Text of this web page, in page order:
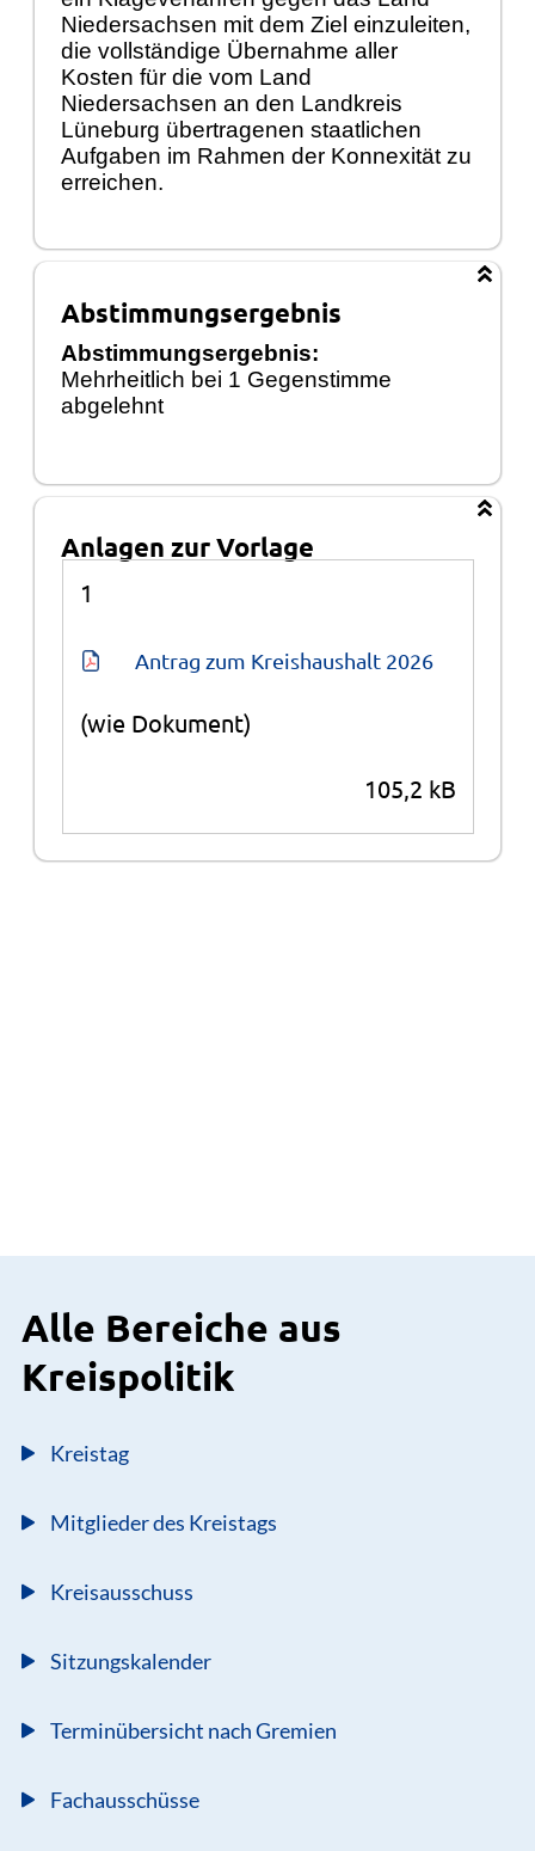
Niedersachsen mit dem Ziel einzuleiten,
die vollständige Übernahme aller
Kosten für die vom Land
Niedersachsen an den Landkreis
Lüneburg übertragenen staatlichen
Aufgaben im Rahmen der Konnexität zu
erreichen.
Abstimmungsergebnis
Abstimmungsergebnis:
Mehrheitlich bei 1 Gegenstimme
abgelehnt
Anlagen zur Vorlage
1
Antrag zum Kreishaushalt 2026
(wie Dokument)
105,2 kB
Alle Bereiche aus
Kreispolitik
Kreistag
Mitglieder des Kreistags
Kreisausschuss
Sitzungskalender
Terminübersicht nach Gremien
Fachausschüsse